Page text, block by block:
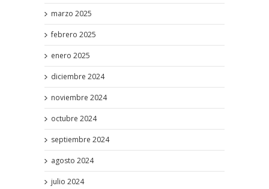
marzo 2025
febrero 2025
enero 2025
diciembre 2024
noviembre 2024
octubre 2024
septiembre 2024
agosto 2024
julio 2024